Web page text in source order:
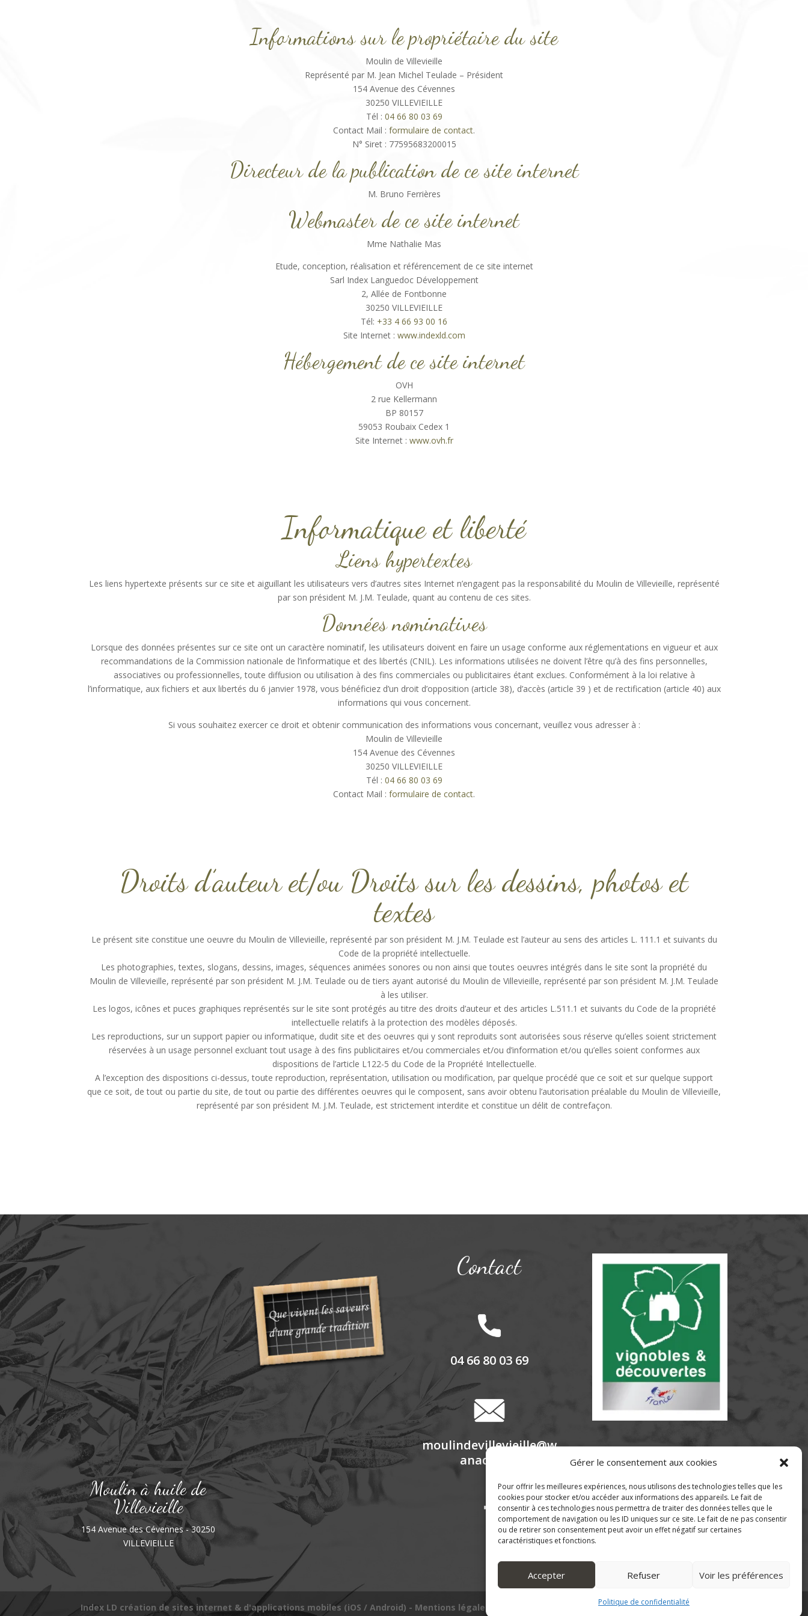
Gérer le consentement aux cookies
Pour offrir les meilleures expériences, nous utilisons des technologies telles que les
cookies pour stocker et/ou accéder aux informations des appareils. Le fait de
consentir à ces technologies nous permettra de traiter des données telles que le
comportement de navigation ou les ID uniques sur ce site. Le fait de ne pas consentir
ou de retirer son consentement peut avoir un effet négatif sur certaines
caractéristiques et fonctions.
Accepter Refuser Voir les préférences
Politique de confidentialité
Informations sur le propriétaire du site
Moulin de Villevieille
Représenté par M. Jean Michel Teulade – Président
154 Avenue des Cévennes
30250 VILLEVIEILLE
Tél : 04 66 80 03 69
Contact Mail : formulaire de contact.
N° Siret : 77595683200015
Directeur de la publication de ce site internet
M. Bruno Ferrières
Webmaster de ce site internet
Mme Nathalie Mas
Etude, conception, réalisation et référencement de ce site internet
Sarl Index Languedoc Développement
2, Allée de Fontbonne
30250 VILLEVIEILLE
Tél: +33 4 66 93 00 16
Site Internet : www.indexld.com
Hébergement de ce site internet
OVH
2 rue Kellermann
BP 80157
59053 Roubaix Cedex 1
Site Internet : www.ovh.fr
Informatique et liberté
Liens hypertextes
Les liens hypertexte présents sur ce site et aiguillant les utilisateurs vers d’autres sites Internet n’engagent pas la responsabilité du Moulin de Villevieille, représenté
par son président M. J.M. Teulade, quant au contenu de ces sites.
Données nominatives
Lorsque des données présentes sur ce site ont un caractère nominatif, les utilisateurs doivent en faire un usage conforme aux réglementations en vigueur et aux
recommandations de la Commission nationale de l’informatique et des libertés (CNIL). Les informations utilisées ne doivent l’être qu’à des fins personnelles,
associatives ou professionnelles, toute diffusion ou utilisation à des fins commerciales ou publicitaires étant exclues. Conformément à la loi relative à
l’informatique, aux fichiers et aux libertés du 6 janvier 1978, vous bénéficiez d’un droit d’opposition (article 38), d’accès (article 39 ) et de rectification (article 40) aux
informations qui vous concernent.
Si vous souhaitez exercer ce droit et obtenir communication des informations vous concernant, veuillez vous adresser à :
Moulin de Villevieille
154 Avenue des Cévennes
30250 VILLEVIEILLE
Tél : 04 66 80 03 69
Contact Mail : formulaire de contact.
Droits d’auteur et/ou Droits sur les dessins, photos et
textes
Le présent site constitue une oeuvre du Moulin de Villevieille, représenté par son président M. J.M. Teulade est l’auteur au sens des articles L. 111.1 et suivants du
Code de la propriété intellectuelle.
Les photographies, textes, slogans, dessins, images, séquences animées sonores ou non ainsi que toutes oeuvres intégrés dans le site sont la propriété du
Moulin de Villevieille, représenté par son président M. J.M. Teulade ou de tiers ayant autorisé du Moulin de Villevieille, représenté par son président M. J.M. Teulade
à les utiliser.
Les logos, icônes et puces graphiques représentés sur le site sont protégés au titre des droits d’auteur et des articles L.511.1 et suivants du Code de la propriété
intellectuelle relatifs à la protection des modèles déposés.
Les reproductions, sur un support papier ou informatique, dudit site et des oeuvres qui y sont reproduits sont autorisées sous réserve qu’elles soient strictement
réservées à un usage personnel excluant tout usage à des fins publicitaires et/ou commerciales et/ou d’information et/ou qu’elles soient conformes aux
dispositions de l’article L122-5 du Code de la Propriété Intellectuelle.
A l’exception des dispositions ci-dessus, toute reproduction, représentation, utilisation ou modification, par quelque procédé que ce soit et sur quelque support
que ce soit, de tout ou partie du site, de tout ou partie des différentes oeuvres qui le composent, sans avoir obtenu l’autorisation préalable du Moulin de Villevieille,
représenté par son président M. J.M. Teulade, est strictement interdite et constitue un délit de contrefaçon.
Moulin à huile de
Villevieille
154 Avenue des Cévennes - 30250
VILLEVIEILLE
Contact
04 66 80 03 69
moulindevillevieille@w
anadoo.fr
Index LD création de sites internet & d'applications mobiles (iOS / Android) - Mentions légales Politique de confidentialité-CGV